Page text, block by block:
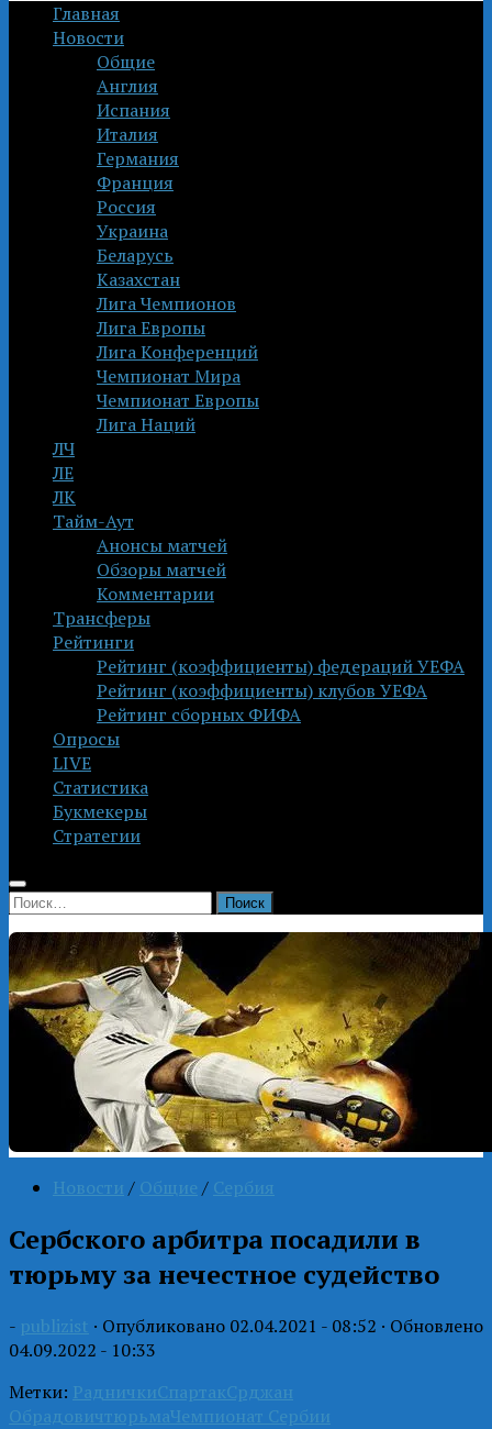
Главная
Новости
Общие
Англия
Испания
Италия
Германия
Франция
Россия
Украина
Беларусь
Казахстан
Лига Чемпионов
Лига Европы
Лига Конференций
Чемпионат Мира
Чемпионат Европы
Лига Наций
ЛЧ
ЛЕ
ЛК
Тайм-Аут
Анонсы матчей
Обзоры матчей
Комментарии
Трансферы
Рейтинги
Рейтинг (коэффициенты) федераций УЕФА
Рейтинг (коэффициенты) клубов УЕФА
Рейтинг сборных ФИФА
Опросы
LIVE
Статистика
Букмекеры
Стратегии
Найти:
Новости / Общие / Сербия
Сербского арбитра посадили в
тюрьму за нечестное судейство
- publizist · Опубликовано 02.04.2021 - 08:52 · Обновлено
04.09.2022 - 10:33
Метки: РадничкиСпартакСрджан
ОбрадовичтюрьмаЧемпионат Сербии